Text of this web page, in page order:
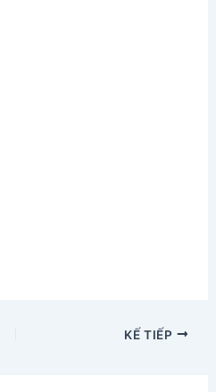
KẾ TIẾP